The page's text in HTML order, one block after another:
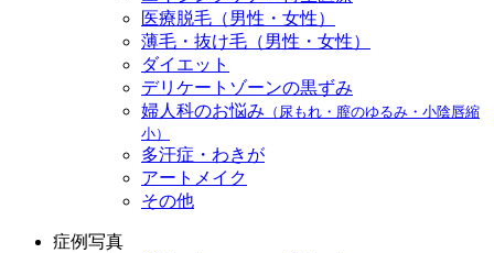
医療脱毛（男性・女性）
薄毛・抜け毛（男性・女性）
ダイエット
デリケートゾーンの黒ずみ
婦人科のお悩み （尿もれ・膣のゆるみ・小陰唇縮
小）
多汗症・わきが
アートメイク
その他
症例写真